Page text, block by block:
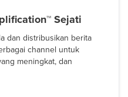
Sejati
dan distribusikan berita
channel untuk
meningkat, dan